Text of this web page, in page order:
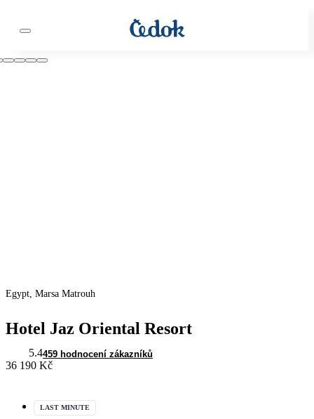
Egypt, Marsa Matrouh
Hotel Jaz Oriental Resort
5.4459 hodnocení zákazníků
36 190 Kč
LAST MINUTE